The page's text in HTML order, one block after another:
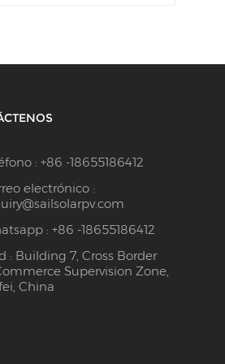
: +86 -18655186412
electrónico :
: +86 -18655186412
: Building 7, Cross Border
Supervision Zone,
China